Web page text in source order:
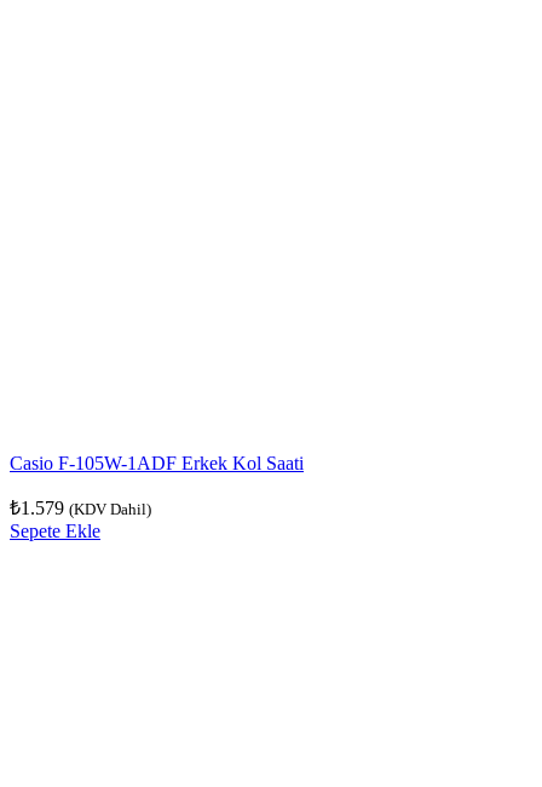
Casio F-105W-1ADF Erkek Kol Saati
₺1.579 (KDV Dahil)
Sepete Ekle